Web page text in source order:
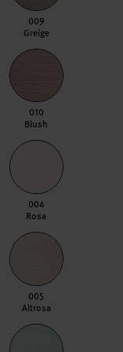
009 Greige
009
Greige
010 Blush
010
Blush
004 Rosa
004
Rosa
005 Altrosa
005
Altrosa